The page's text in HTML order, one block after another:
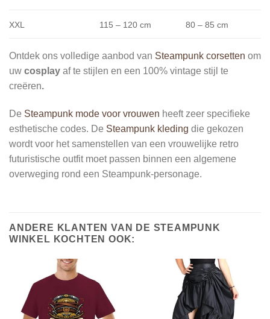
XXL 115 – 120 cm 80 – 85 cm
Ontdek ons volledige aanbod van Steampunk corsetten om
uw cosplay af te stijlen en een 100% vintage stijl te
creëren.
De Steampunk mode voor vrouwen heeft zeer specifieke
esthetische codes. De Steampunk kleding die gekozen
wordt voor het samenstellen van een vrouwelijke retro
futuristische outfit moet passen binnen een algemene
overweging rond een Steampunk-personage.
ANDERE KLANTEN VAN DE STEAMPUNK
WINKEL KOCHTEN OOK: